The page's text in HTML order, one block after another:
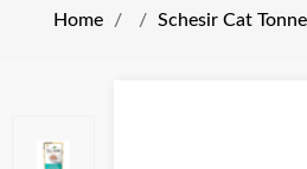
Home Schesir Cat